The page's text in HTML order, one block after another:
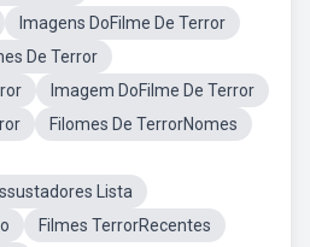
Imagens DoFilme De Terror
De Terror
Imagem DoFilme De Terror
Filomes De TerrorNomes
Lista
Filmes TerrorRecentes